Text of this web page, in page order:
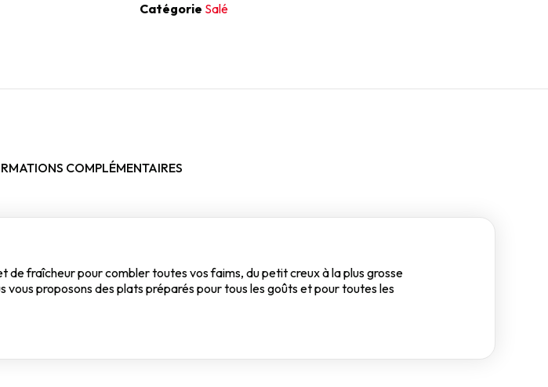
Catégorie Salé
COMPLÉMENTAIRES
fraîcheur pour combler toutes vos faims, du petit creux à la plus grosse
vous proposons des plats préparés pour tous les goûts et pour toutes les